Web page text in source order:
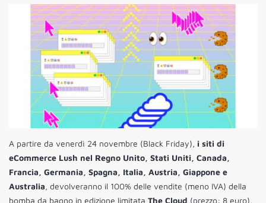
A partire da venerdì 24 novembre (Black Friday), i siti di
eCommerce Lush nel Regno Unito, Stati Uniti, Canada,
Francia, Germania, Spagna, Italia, Austria, Giappone e
Australia, devolveranno il 100% delle vendite (meno IVA) della
bomba da bagno in edizione limitata The Cloud (prezzo: 8 euro),